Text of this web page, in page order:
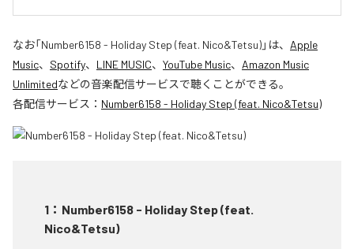
なお「Number6158 - Holiday Step (feat. Nico&Tetsu)」は、 Apple
Music、 Spotify、 LINE MUSIC、 YouTube Music、 Amazon Music
Unlimitedなどの音楽配信サービスで聴くことができる。
各配信サービス： Number6158 - Holiday Step (feat. Nico&Tetsu)
1 ： Number6158 - Holiday Step (feat.
Nico&Tetsu)